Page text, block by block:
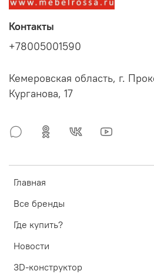
Главная
Все бренды
Где купить?
Новости
3D-конструктор
Контакты
+78005001590
Кемеровская область, г.
Курганова, 17